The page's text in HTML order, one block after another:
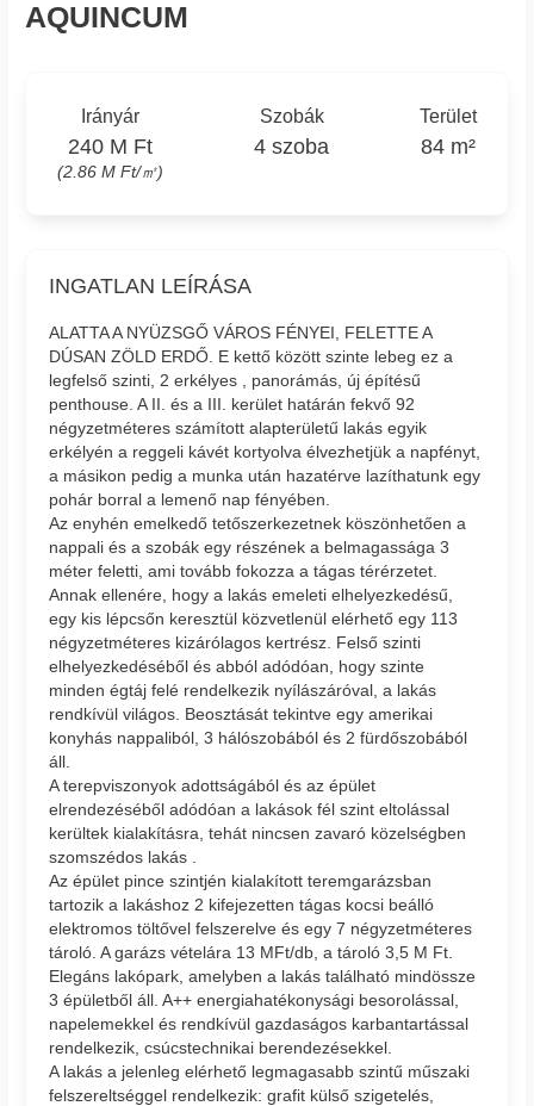
AQUINCUM
Irányár
240 M Ft
(2.86 M Ft/㎡)
Szobák
4 szoba
Terület
84 m²
INGATLAN LEÍRÁSA
ALATTA A NYÜZSGŐ VÁROS FÉNYEI, FELETTE A
DÚSAN ZÖLD ERDŐ. E kettő között szinte lebeg ez a
legfelső szinti, 2 erkélyes , panorámás, új építésű
penthouse. A II. és a III. kerület határán fekvő 92
négyzetméteres számított alapterületű lakás egyik
erkélyén a reggeli kávét kortyolva élvezhetjük a napfényt,
a másikon pedig a munka után hazatérve lazíthatunk egy
pohár borral a lemenő nap fényében.
Az enyhén emelkedő tetőszerkezetnek köszönhetően a
nappali és a szobák egy részének a belmagassága 3
méter feletti, ami tovább fokozza a tágas térérzetet.
Annak ellenére, hogy a lakás emeleti elhelyezkedésű,
egy kis lépcsőn keresztül közvetlenül elérhető egy 113
négyzetméteres kizárólagos kertrész. Felső szinti
elhelyezkedéséből és abból adódóan, hogy szinte
minden égtáj felé rendelkezik nyílászáróval, a lakás
rendkívül világos. Beosztását tekintve egy amerikai
konyhás nappaliból, 3 hálószobából és 2 fürdőszobából
áll.
A terepviszonyok adottságából és az épület
elrendezéséből adódóan a lakások fél szint eltolással
kerültek kialakításra, tehát nincsen zavaró közelségben
szomszédos lakás .
Az épület pince szintjén kialakított teremgarázsban
tartozik a lakáshoz 2 kifejezetten tágas kocsi beálló
elektromos töltővel felszerelve és egy 7 négyzetméteres
tároló. A garázs vételára 13 MFt/db, a tároló 3,5 M Ft.
Elegáns lakópark, amelyben a lakás található mindössze
3 épületből áll. A++ energiahatékonysági besorolással,
napelemekkel és rendkívül gazdaságos karbantartással
rendelkezik, csúcstechnikai berendezésekkel.
A lakás a jelenleg elérhető legmagasabb szintű műszaki
felszereltséggel rendelkezik: grafit külső szigetelés,